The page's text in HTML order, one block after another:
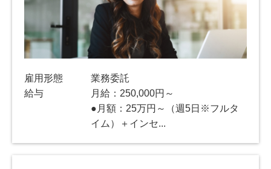
雇用形態
業務委託
給与
月給：250,000円～
●月額：25万円～（週5日※フルタ
イム）＋インセ...